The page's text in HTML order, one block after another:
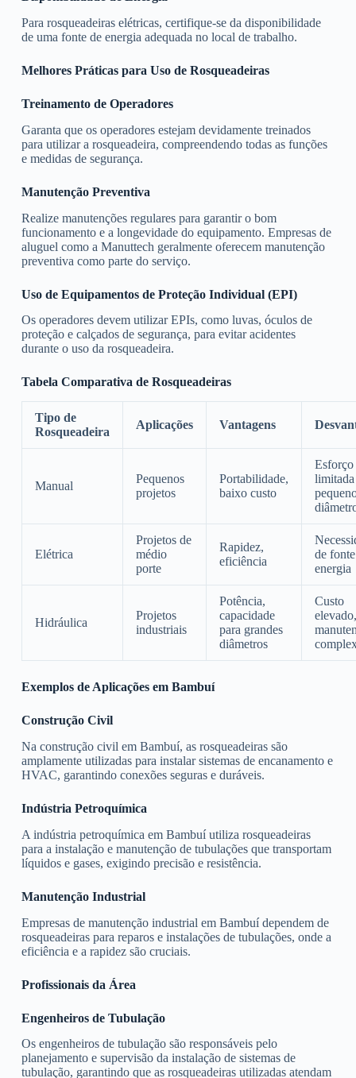
Para rosqueadeiras elétricas, certifique-se da disponibilidade
de uma fonte de energia adequada no local de trabalho.
Melhores Práticas para Uso de Rosqueadeiras
Treinamento de Operadores
Garanta que os operadores estejam devidamente treinados
para utilizar a rosqueadeira, compreendendo todas as funções
e medidas de segurança.
Manutenção Preventiva
Realize manutenções regulares para garantir o bom
funcionamento e a longevidade do equipamento. Empresas de
aluguel como a Manuttech geralmente oferecem manutenção
preventiva como parte do serviço.
Uso de Equipamentos de Proteção Individual (EPI)
Os operadores devem utilizar EPIs, como luvas, óculos de
proteção e calçados de segurança, para evitar acidentes
durante o uso da rosqueadeira.
Tabela Comparativa de Rosqueadeiras
Tipo de
Rosqueadeira
Aplicações Vantagens
Manual
Pequenos
projetos
Portabilidade,
baixo custo
limitada
Elétrica
Projetos de
médio
porte
Rapidez,
eficiência
de
energia
Hidráulica
Projetos
industriais
Potência,
capacidade
para grandes
diâmetros
Custo
elevado,
Exemplos de Aplicações em Bambuí
Construção Civil
Na construção civil em Bambuí, as rosqueadeiras são
amplamente utilizadas para instalar sistemas de encanamento e
HVAC, garantindo conexões seguras e duráveis.
Indústria Petroquímica
A indústria petroquímica em Bambuí utiliza rosqueadeiras
para a instalação e manutenção de tubulações que transportam
líquidos e gases, exigindo precisão e resistência.
Manutenção Industrial
Empresas de manutenção industrial em Bambuí dependem de
rosqueadeiras para reparos e instalações de tubulações, onde a
eficiência e a rapidez são cruciais.
Profissionais da Área
Engenheiros de Tubulação
Os engenheiros de tubulação são responsáveis pelo
planejamento e supervisão da instalação de sistemas de
tubulação, garantindo que as rosqueadeiras utilizadas atendam